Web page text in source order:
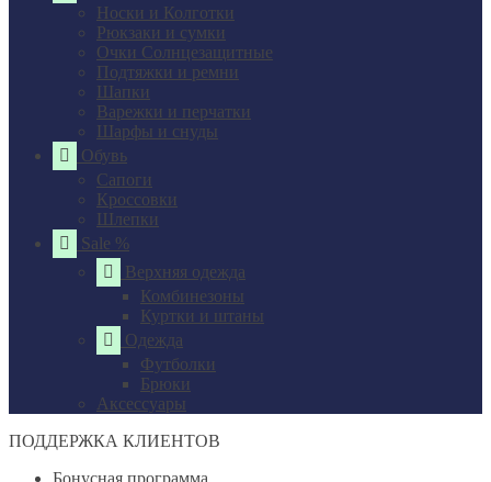
Носки и Колготки
Рюкзаки и сумки
Очки Солнцезащитные
Подтяжки и ремни
Шапки
Варежки и перчатки
Шарфы и снуды
Обувь
Сапоги
Кроссовки
Шлепки
Sale %
Верхняя одежда
Комбинезоны
Куртки и штаны
Одежда
Футболки
Брюки
Аксессуары
ПОДДЕРЖКА КЛИЕНТОВ
Бонусная программа